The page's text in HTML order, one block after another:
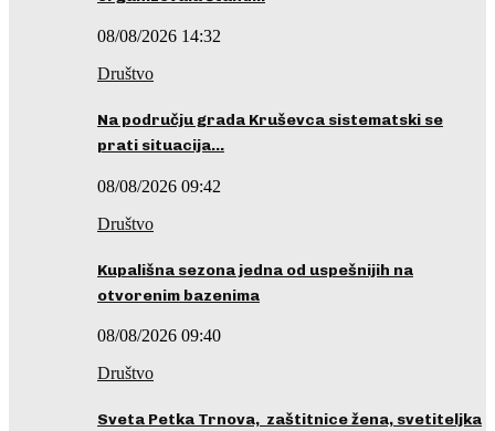
08/08/2026 14:32
Društvo
Na području grada Kruševca sistematski se
prati situacija…
08/08/2026 09:42
Društvo
Kupališna sezona jedna od uspešnijih na
otvorenim bazenima
08/08/2026 09:40
Društvo
Sveta Petka Trnova, zaštitnice žena, svetiteljka